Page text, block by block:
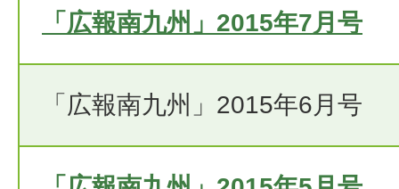
「広報南九州」2015年7月号
「広報南九州」2015年6月号